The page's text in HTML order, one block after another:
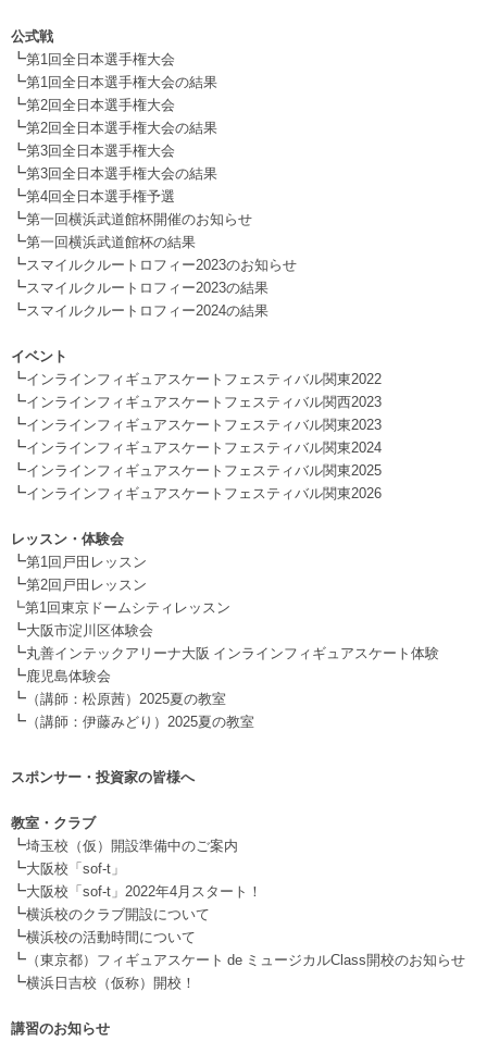
公式戦
┗第1回全日本選手権大会
┗第1回全日本選手権大会の結果
┗第2回全日本選手権大会
┗第2回全日本選手権大会の結果
┗第3回全日本選手権大会
┗第3回全日本選手権大会の結果
┗第4回全日本選手権予選
┗第一回横浜武道館杯開催のお知らせ
┗第一回横浜武道館杯の結果
┗スマイルクルートロフィー2023のお知らせ
┗スマイルクルートロフィー2023の結果
┗スマイルクルートロフィー2024の結果
イベント
┗インラインフィギュアスケートフェスティバル関東2022
┗インラインフィギュアスケートフェスティバル関西2023
┗インラインフィギュアスケートフェスティバル関東2023
┗インラインフィギュアスケートフェスティバル関東2024
┗インラインフィギュアスケートフェスティバル関東2025
┗インラインフィギュアスケートフェスティバル関東2026
レッスン・体験会
┗第1回戸田レッスン
┗第2回戸田レッスン
┗第1回東京ドームシティレッスン
┗大阪市淀川区体験会
┗丸善インテックアリーナ大阪 インラインフィギュアスケート体験
┗ 鹿児島体験会
┗ （講師：松原茜）2025夏の教室
┗ （講師：伊藤みどり）2025夏の教室
スポンサー・投資家の皆様へ
教室・クラブ
┗埼玉校（仮）開設準備中のご案内
┗大阪校「sof-t」
┗大阪校「sof-t」2022年4月スタート！
┗横浜校のクラブ開設について
┗横浜校の活動時間について
┗ （東京都）フィギュアスケート de ミュージカルClass開校のお知らせ
┗横浜日吉校（仮称）開校！
講習のお知らせ